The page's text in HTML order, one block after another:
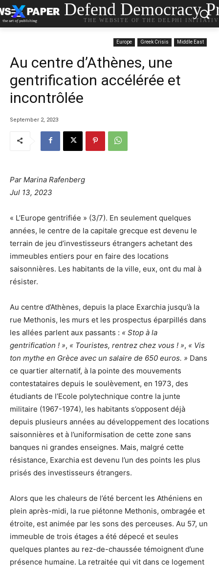
Defend Democracy
THE WEBSITE OF THE DELPHI
Europe Greek Crisis Middle East
Au centre d’Athènes, une
gentrification accélérée et
incontrôlée
September 2, 2023
Par Marina Rafenberg
Jul 13, 2023
« L’Europe gentrifiée » (3/7). En seulement quelques
années, le centre de la capitale grecque est devenu le
terrain de jeu d’investisseurs étrangers achetant des
immeubles entiers pour en faire des locations
saisonnières. Les habitants de la ville, eux, ont du mal à
résister.
Au centre d’Athènes, depuis la place Exarchia jusqu’à la
rue Methonis, les murs et les prospectus éparpillés dans
les allées parlent aux passants : « Stop à la
gentrification ! », « Touristes, rentrez chez vous ! », « Vis
ton mythe en Grèce avec un salaire de 650 euros. » Dans
ce quartier alternatif, à la pointe des mouvements
contestataires depuis le soulèvement, en 1973, des
étudiants de l’Ecole polytechnique contre la junte
militaire (1967-1974), les habitants s’opposent déjà
depuis plusieurs années au développement des locations
saisonnières et à l’uniformisation de cette zone sans
banques ni grandes enseignes. Mais, malgré cette
résistance, Exarchia est devenu l’un des points les plus
prisés des investisseurs étrangers.
Alors que les chaleurs de l’été bercent les Athéniens en
plein après-midi, la rue piétonne Methonis, ombragée et
étroite, est animée par les sons des perceuses. Au 57, un
immeuble de trois étages a été dépecé et seules
quelques plantes au rez-de-chaussée témoignent d’une
présence humaine. La retraitée qui vit dans ce logement